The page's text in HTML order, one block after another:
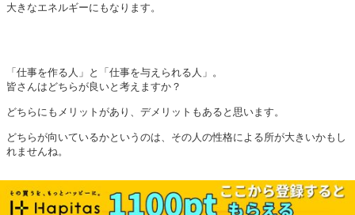
大きなエネルギーにもなります。
「仕事を作る人」と「仕事を与えられる人」。
皆さんはどちらが良いと考えますか？
どちらにもメリットがあり、デメリットもあると思います。
どちらが向いているかというのは、その人の性格による所が大きいかもし
れませんね。